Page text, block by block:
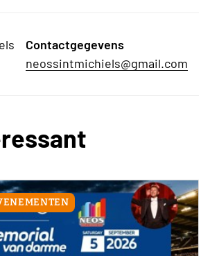
Contactgegevens
neossintmichiels@gmail.com